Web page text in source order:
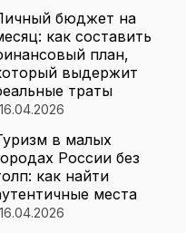
бюджет на
как составить
план,
выдержит
траты
16.04.2026
в малых
России без
как найти
места
16.04.2026